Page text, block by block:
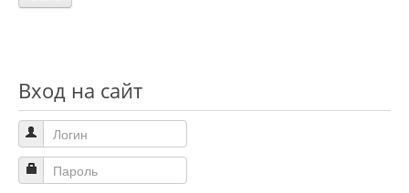
Вход на сайт